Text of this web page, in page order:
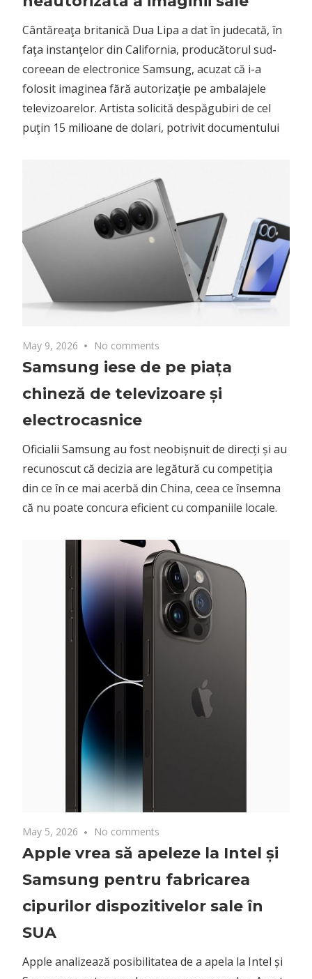
Cântăreaţa britanică Dua Lipa a dat în judecată, în
faţa instanţelor din California, producătorul sud-
coreean de electronice Samsung, acuzat că i-a
folosit imaginea fără autorizaţie pe ambalajele
televizoarelor. Artista solicită despăgubiri de cel
puţin 15 milioane de dolari, potrivit documentului
May 9, 2026 No comments
Samsung iese de pe piața
chineză de televizoare și
electrocasnice
Oficialii Samsung au fost neobișnuit de direcți și au
recunoscut că decizia are legătură cu competiția
din ce în ce mai acerbă din China, ceea ce însemna
că nu poate concura eficient cu companiile locale.
May 5, 2026 No comments
Apple vrea să apeleze la Intel și
Samsung pentru fabricarea
cipurilor dispozitivelor sale în
SUA
Apple analizează posibilitatea de a apela la Intel și